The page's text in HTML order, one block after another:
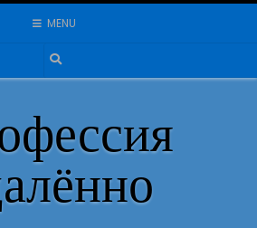
MENU